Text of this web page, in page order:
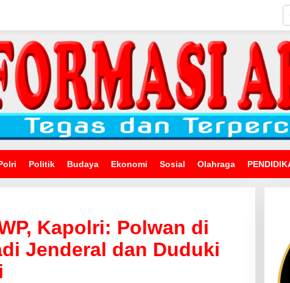
Politik Budaya Ekonomi Sosial Olahraga
Kapolri: Polwan di
Jenderal dan Duduki